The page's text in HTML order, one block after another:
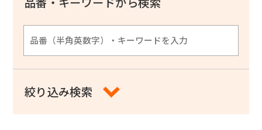
絞り込み検索